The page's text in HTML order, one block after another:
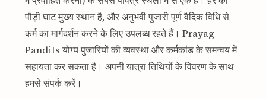
पौड़ी घाट मुख्य स्थान है, और अनुभवी पुजारी पूर्ण वैदिक विधि से
कर्म का मार्गदर्शन करने के लिए उपलब्ध रहते हैं। Prayag
Pandits योग्य पुजारियों की व्यवस्था और कर्मकांड के समन्वय में
सहायता कर सकता है। अपनी यात्रा तिथियों के विवरण के साथ
हमसे संपर्क करें।